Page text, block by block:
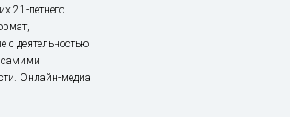
21-летнего
деятельностью
самими
Онлайн-медиа